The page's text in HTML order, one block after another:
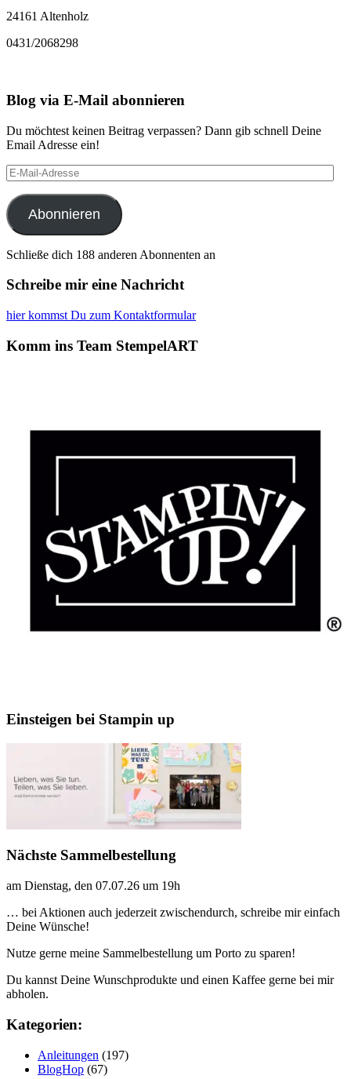
24161 Altenholz
0431/2068298
Blog via E-Mail abonnieren
Du möchtest keinen Beitrag verpassen? Dann gib schnell Deine
Email Adresse ein!
E-
Mail-
Adresse
Abonnieren
Schließe dich 188 anderen Abonnenten an
Schreibe mir eine Nachricht
hier kommst Du zum Kontaktformular
Komm ins Team StempelART
Einsteigen bei Stampin up
Nächste Sammelbestellung
am Dienstag, den 07.07.26 um 19h
… bei Aktionen auch jederzeit zwischendurch, schreibe mir einfach
Deine Wünsche!
Nutze gerne meine Sammelbestellung um Porto zu sparen!
Du kannst Deine Wunschprodukte und einen Kaffee gerne bei mir
abholen.
Kategorien:
Anleitungen (197)
BlogHop (67)